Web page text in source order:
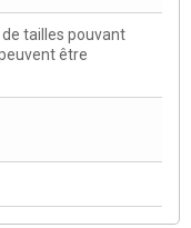
tailles pouvant
être